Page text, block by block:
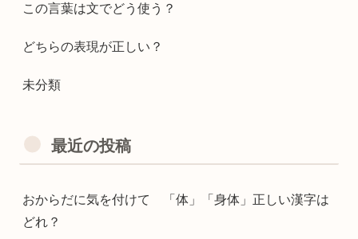
この言葉は文でどう使う？
どちらの表現が正しい？
未分類
最近の投稿
おからだに気を付けて 「体」「身体」正しい漢字は
どれ？